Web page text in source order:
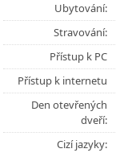
Ubytování:
Stravování:
Přístup k PC
Přístup k internetu
Den otevřených
dveří:
Cizí jazyky: